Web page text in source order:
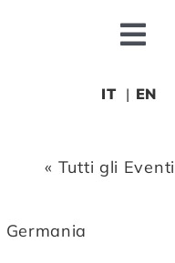
IT EN
« Tutti gli Eventi
Germania